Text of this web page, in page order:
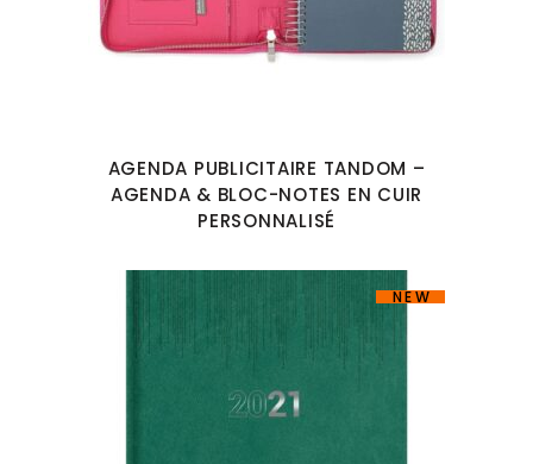
AGENDA PUBLICITAIRE TANDOM –
AGENDA & BLOC-NOTES EN CUIR
PERSONNALISÉ
NEW